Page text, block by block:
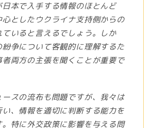
日本で入手する情報のほとんど
としたウクライナ支持側からの
ていると言えるでしょう。しか
紛争について客観的に理解するた
者両方の主張を聞くことが重要で
ースの流布も問題ですが、我々は
い、情報を適切に判断する能力を
。特に外交政策に影響を与える問